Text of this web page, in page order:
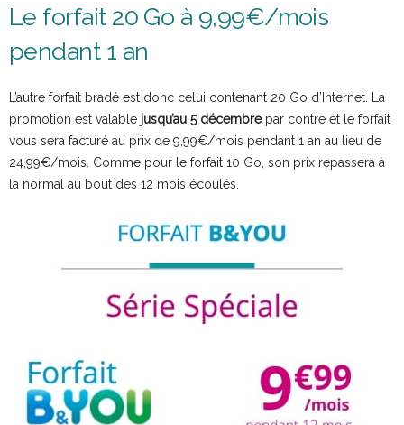
Le forfait 20 Go à 9,99€/mois
pendant 1 an
L’autre forfait bradé est donc celui contenant 20 Go d’Internet. La
promotion est valable jusqu’au 5 décembrepar contre et le forfait
vous sera facturé au prix de 9,99€/mois pendant 1 an au lieu de
24,99€/mois. Comme pour le forfait 10 Go, son prix repassera à
la normal au bout des 12 mois écoulés.